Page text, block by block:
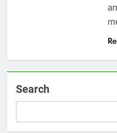
Search